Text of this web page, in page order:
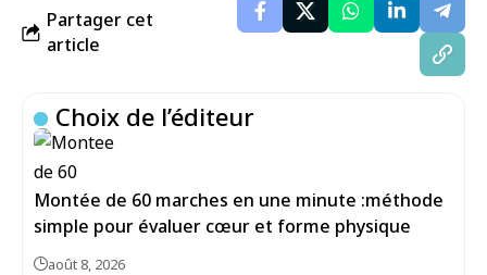
Partager cet
article
Choix de l’éditeur
Montée de 60 marches en une minute :méthode
simple pour évaluer cœur et forme physique
août 8, 2026